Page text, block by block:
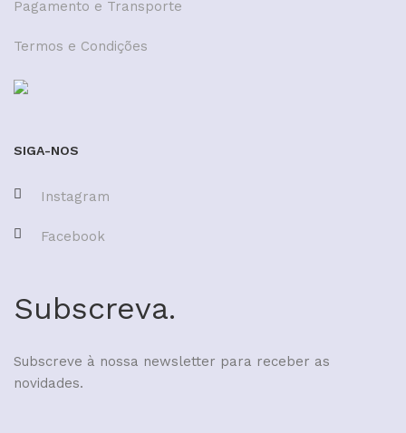
Pagamento e Transporte
Termos e Condições
SIGA-NOS
Instagram
Facebook
Subscreva.
Subscreve à nossa newsletter para receber as
novidades.